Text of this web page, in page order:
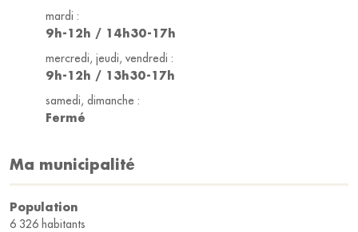
mardi :
9h-12h / 14h30-17h
mercredi, jeudi, vendredi :
9h-12h / 13h30-17h
samedi, dimanche :
Fermé
Ma municipalité
Population
6 326 habitants